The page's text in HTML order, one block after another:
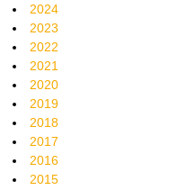
2024
2023
2022
2021
2020
2019
2018
2017
2016
2015